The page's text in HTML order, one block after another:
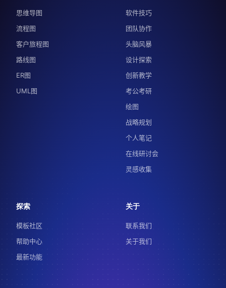
思维导图
流程图
客户旅程图
路线图
ER图
UML图
软件技巧
团队协作
头脑风暴
设计探索
创新教学
考公考研
绘图
战略规划
个人笔记
在线研讨会
灵感收集
探索
模板社区
帮助中心
最新功能
关于
联系我们
关于我们